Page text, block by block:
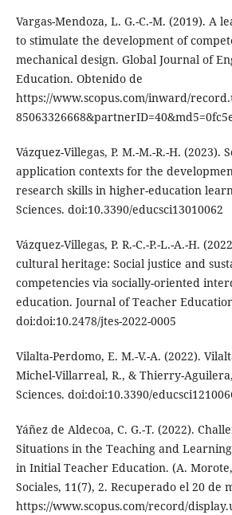
Vargas-Mendoza, L. G.-C.-M. (2019). A
to stimulate the development of
mechanical design. Global Journal of
Education. Obtenido de
https://www.scopus.com/inward/
Vázquez-Villegas, P. M.-M.-R.-H. (2023).
application contexts for the
research skills in higher-education
Sciences. doi:10.3390/educsci13010062
Vázquez-Villegas, P. R.-C.-P.-L.-A.-H.
cultural heritage: Social justice and
competencies via socially-oriented
education. Journal of Teacher
doi:doi:10.2478/jtes-2022-0005
Vilalta-Perdomo, E. M.-V.-A. (2022).
Michel-Villarreal, R., & Thierry-
Sciences. doi:doi:10.3390/
Yáñez de Aldecoa, C. G.-T. (2022).
Situations in the Teaching and Learning
in Initial Teacher Education. (A.
Sociales, 11(7), 2. Recuperado el 20 de
https://www.scopus.com/record/